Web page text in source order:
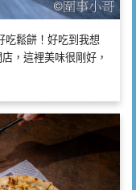
吃鬆餅！好吃到我想
，這裡美味很剛好，